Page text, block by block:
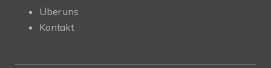
Über uns
Kontakt